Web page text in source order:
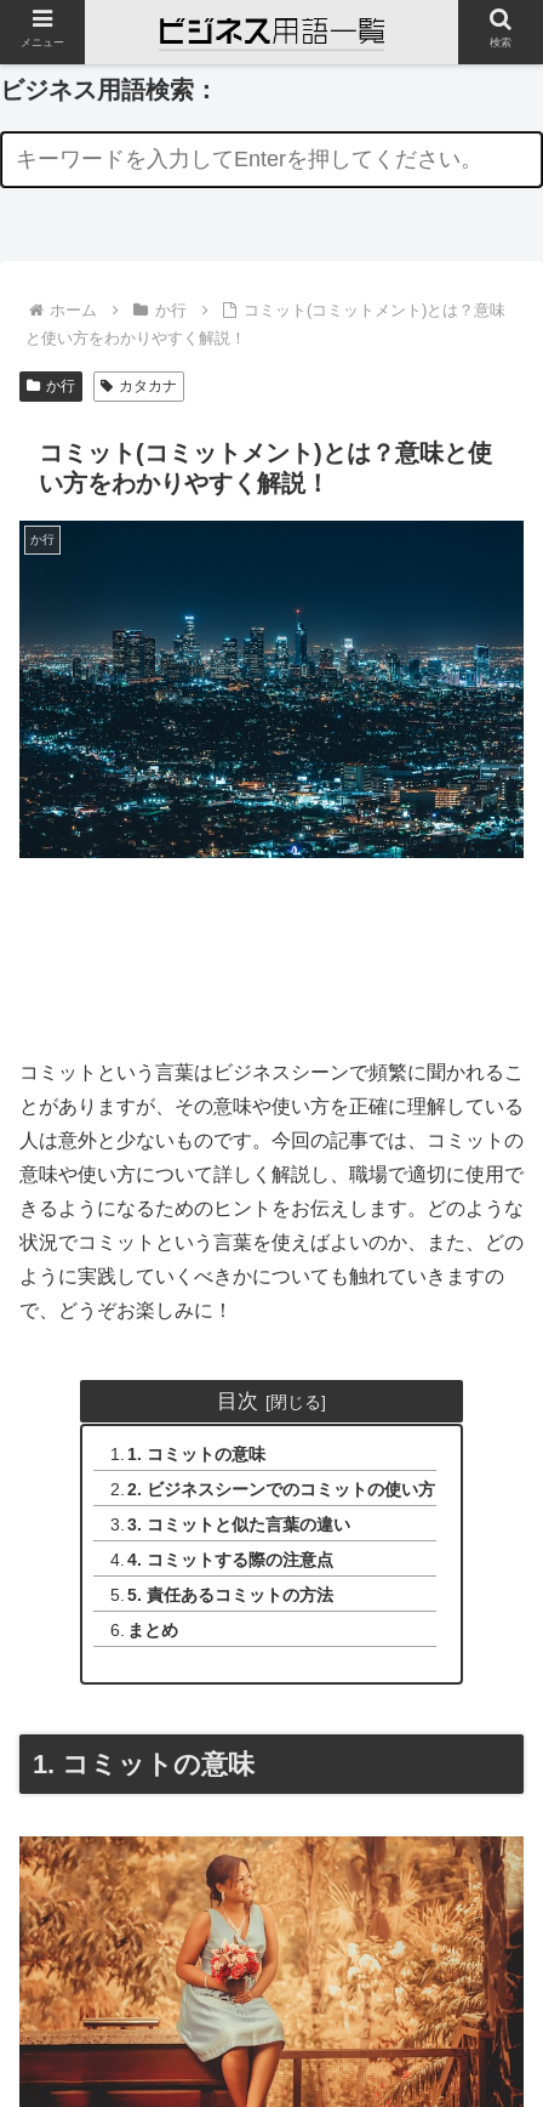
ビジネス用語検索：
ホーム か行
コミット(コミットメント)とは？意味
と使い方をわかりやすく解説！
か行 カタカナ
コミット(コミットメント)とは？意味と使
い方をわかりやすく解説！
か行
コミットという言葉はビジネスシーンで頻繁に聞かれるこ
とがありますが、その意味や使い方を正確に理解している
人は意外と少ないものです。今回の記事では、コミットの
意味や使い方について詳しく解説し、職場で適切に使用で
きるようになるためのヒントをお伝えします。どのような
状況でコミットという言葉を使えばよいのか、また、どの
ように実践していくべきかについても触れていきますの
で、どうぞお楽しみに！
目次
1. コミットの意味
2. ビジネスシーンでのコミットの使い方
3. コミットと似た言葉の違い
4. コミットする際の注意点
5. 責任あるコミットの方法
まとめ
1. コミットの意味
メニュー 検索